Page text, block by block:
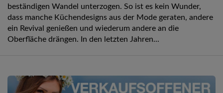
beständigen Wandel unterzogen. So ist es kein Wunder,
dass manche Küchendesigns aus der Mode geraten, andere
ein Revival genießen und wiederum andere an die
Oberfläche drängen. In den letzten Jahren...